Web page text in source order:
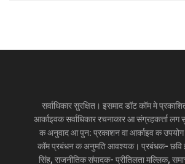
सर्वाधिकार सुरक्षित। इसमाद डॉट कॉम मे
आर्काइवक सर्वाधिकार रचनाकार आ संग्रहकर्त्ता लग
क अनुवाद आ पुन: प्रकाशन वा आर्काइव क
कॉम प्रबंधन क अनुमति आवश्यक। प्रबंधक- छवि
सिंह, राजनीतिक संपादक- प्रीतिलता मल्लिक,